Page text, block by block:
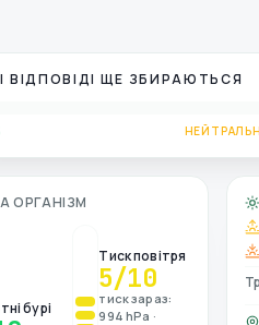
ВІДПОВІДІ ЩЕ ЗБИРАЮТЬСЯ
ОРГАНІЗМ
бурі
Тиск повітря
5/10
тиск зараз:
994 hPa ·